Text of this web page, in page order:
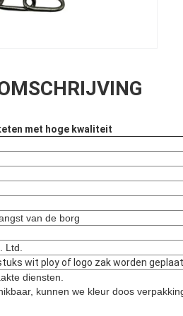
met hoge kwaliteit
van de borg
Ltd.
wit ploy of logo zak worden
diensten.
kunnen we kleur doos